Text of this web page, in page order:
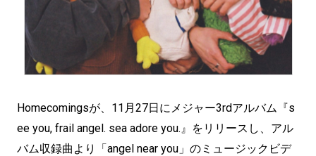
Homecomingsが、11月27日にメジャー3rdアルバム『s
ee you, frail angel. sea adore you.』をリリースし、アル
バム収録曲より「angel near you」のミュージックビデ